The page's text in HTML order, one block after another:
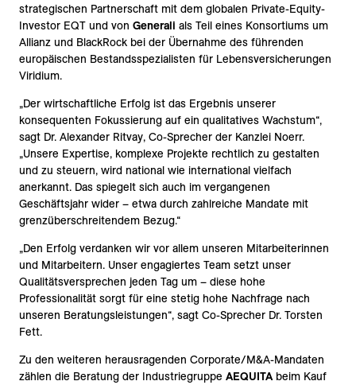
strategischen Partnerschaft mit dem globalen Private-Equity-
Investor EQT und von Generali als Teil eines Konsortiums um
Allianz und BlackRock bei der Übernahme des führenden
europäischen Bestandsspezialisten für Lebensversicherungen
Viridium.
„Der wirtschaftliche Erfolg ist das Ergebnis unserer
konsequenten Fokussierung auf ein qualitatives Wachstum“,
sagt Dr. Alexander Ritvay, Co-Sprecher der Kanzlei Noerr.
„Unsere Expertise, komplexe Projekte rechtlich zu gestalten
und zu steuern, wird national wie international vielfach
anerkannt. Das spiegelt sich auch im vergangenen
Geschäftsjahr wider – etwa durch zahlreiche Mandate mit
grenzüberschreitendem Bezug.“
„Den Erfolg verdanken wir vor allem unseren Mitarbeiterinnen
und Mitarbeitern. Unser engagiertes Team setzt unser
Qualitätsversprechen jeden Tag um – diese hohe
Professionalität sorgt für eine stetig hohe Nachfrage nach
unseren Beratungsleistungen“, sagt Co-Sprecher Dr. Torsten
Fett.
Zu den weiteren herausragenden Corporate/M&A-Mandaten
zählen die Beratung der Industriegruppe AEQUITAbeim Kauf